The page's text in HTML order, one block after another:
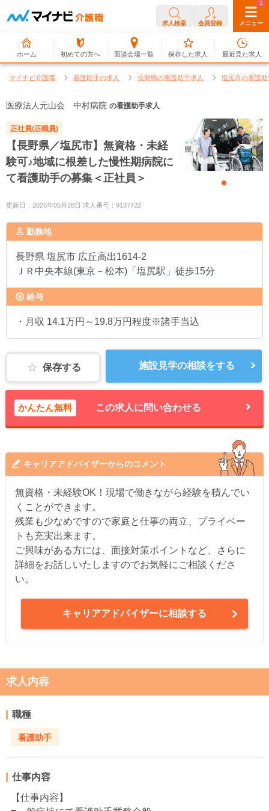
求人検索 会員登録 メニュー
ホーム 初めての方へ 面談会場一覧
0
保存した求人
1
最近見た求人
マイナビ介護職 看護助手の求人 長野県の看護助手求人 塩尻市の看護
医療法人元山会 中村病院 の看護助手求人
正社員(正職員)
【長野県／塩尻市】無資格・未経
験可♪地域に根差した慢性期病院に
て看護助手の募集＜正社員＞
更新日：2026年05月28日 求人番号：9137722
勤務地
長野県 塩尻市 広丘高出1614-2
ＪＲ中央本線(東京－松本)「塩尻駅」徒歩15分
給与
・月収 14.1万円～19.8万円程度※諸手当込
保存する 施設見学の相談をする
かんたん無料 この求人に問い合わせる
キャリアアドバイザーからのコメント
無資格・未経験OK！現場で働きながら経験を積んでい
くことができます。
残業も少なめですので家庭と仕事の両立、プライベー
トも充実出来ます。
ご興味がある方には、面接対策ポイントなど、さらに
詳細をお話しいたしますのでお気軽にご相談くださ
い。
キャリアアドバイザーに相談する
求人内容
職種
看護助手
仕事内容
【仕事内容】